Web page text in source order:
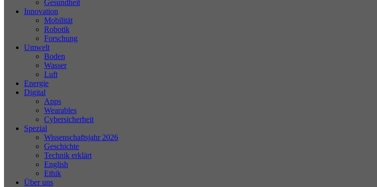
Gesundheit
Innovation
Mobilität
Robotik
Forschung
Umwelt
Boden
Wasser
Luft
Energie
Digital
Apps
Wearables
Cybersicherheit
Spezial
Wissenschaftsjahr 2026
Geschichte
Technik erklärt
English
Ethik
Über uns